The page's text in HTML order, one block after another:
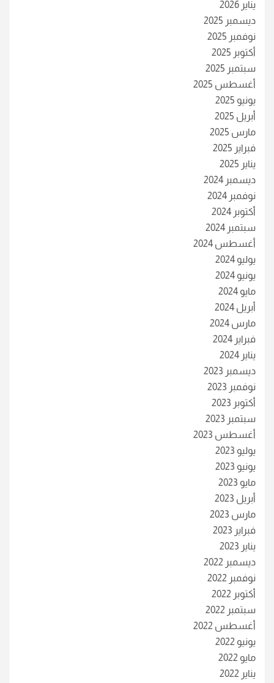
يناير 2026
ديسمبر 2025
نوفمبر 2025
أكتوبر 2025
سبتمبر 2025
أغسطس 2025
يونيو 2025
أبريل 2025
مارس 2025
فبراير 2025
يناير 2025
ديسمبر 2024
نوفمبر 2024
أكتوبر 2024
سبتمبر 2024
أغسطس 2024
يوليو 2024
يونيو 2024
مايو 2024
أبريل 2024
مارس 2024
فبراير 2024
يناير 2024
ديسمبر 2023
نوفمبر 2023
أكتوبر 2023
سبتمبر 2023
أغسطس 2023
يوليو 2023
يونيو 2023
مايو 2023
أبريل 2023
مارس 2023
فبراير 2023
يناير 2023
ديسمبر 2022
نوفمبر 2022
أكتوبر 2022
سبتمبر 2022
أغسطس 2022
يونيو 2022
مايو 2022
يناير 2022